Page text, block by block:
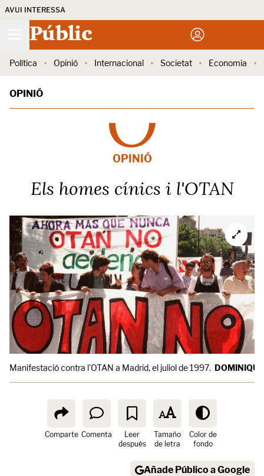
AVUI INTERESSA
Públic
Política Opinió Internacional Societat Economia
OPINIÓ
OPINIÓ
Els homes cínics i l'OTAN
Manifestació contra l'OTAN a Madrid, el juliol de 1997.
Comparte Comenta
Leer
después
Tamaño
de letra
Color de
fondo
Añade Público a Google